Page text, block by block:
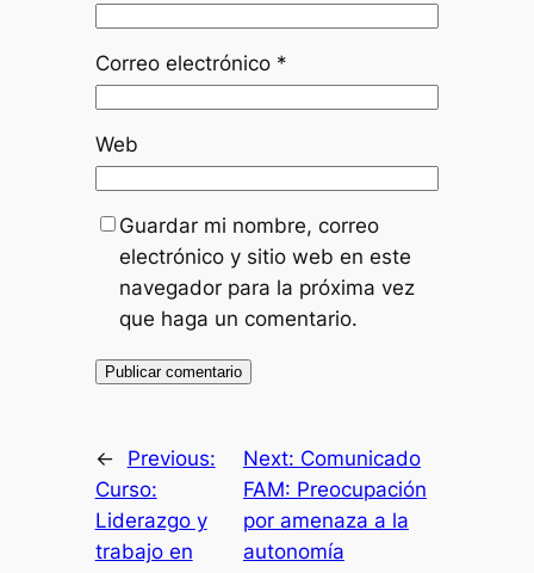
Correo electrónico *
Web
Guardar mi nombre, correo
electrónico y sitio web en este
navegador para la próxima vez
que haga un comentario.
←
Previous:
Curso:
Liderazgo y
trabajo en
Next: Comunicado
FAM: Preocupación
por amenaza a la
autonomía